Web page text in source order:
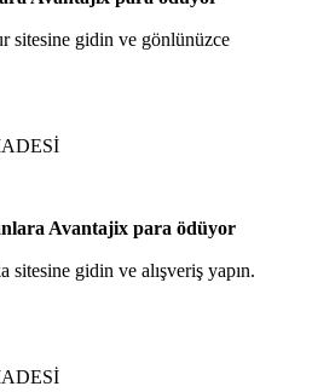
sitesine gidin ve gönlünüzce
Avantajix para ödüyor
sitesine gidin ve alışveriş yapın.